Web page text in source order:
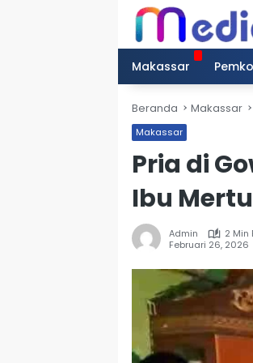
Makassar
Beranda Makassar
Makassar
Pria di
Ibu
Admin
2 Min
Februari 26, 2026